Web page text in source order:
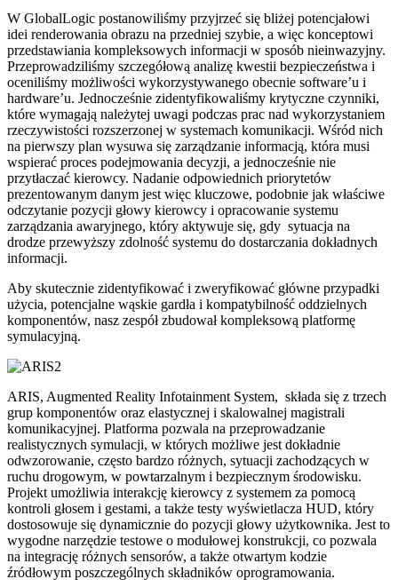
W GlobalLogic postanowiliśmy przyjrzeć się bliżej potencjałowi
idei renderowania obrazu na przedniej szybie, a więc konceptowi
przedstawiania kompleksowych informacji w sposób nieinwazyjny.
Przeprowadziliśmy szczegółową analizę kwestii bezpieczeństwa i
oceniliśmy możliwości wykorzystywanego obecnie software’u i
hardware’u. Jednocześnie zidentyfikowaliśmy krytyczne czynniki,
które wymagają należytej uwagi podczas prac nad wykorzystaniem
rzeczywistości rozszerzonej w systemach komunikacji. Wśród nich
na pierwszy plan wysuwa się zarządzanie informacją, która musi
wspierać proces podejmowania decyzji, a jednocześnie nie
przytłaczać kierowcy. Nadanie odpowiednich priorytetów
prezentowanym danym jest więc kluczowe, podobnie jak właściwe
odczytanie pozycji głowy kierowcy i opracowanie systemu
zarządzania awaryjnego, który aktywuje się, gdy sytuacja na
drodze przewyższy zdolność systemu do dostarczania dokładnych
informacji.
Aby skutecznie zidentyfikować i zweryfikować główne przypadki
użycia, potencjalne wąskie gardła i kompatybilność oddzielnych
komponentów, nasz zespół zbudował kompleksową platformę
symulacyjną.
ARIS, Augmented Reality Infotainment System, składa się z trzech
grup komponentów oraz elastycznej i skalowalnej magistrali
komunikacyjnej. Platforma pozwala na przeprowadzanie
realistycznych symulacji, w których możliwe jest dokładnie
odwzorowanie, często bardzo różnych, sytuacji zachodzących w
ruchu drogowym, w powtarzalnym i bezpiecznym środowisku.
Projekt umożliwia interakcję kierowcy z systemem za pomocą
kontroli głosem i gestami, a także testy wyświetlacza HUD, który
dostosowuje się dynamicznie do pozycji głowy użytkownika. Jest to
wygodne narzędzie testowe o modułowej konstrukcji, co pozwala
na integrację różnych sensorów, a także otwartym kodzie
źródłowym poszczególnych składników oprogramowania.